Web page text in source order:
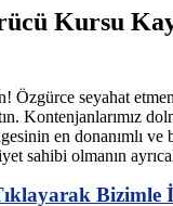
Kursu
Özgürce seyahat
Kontenjanlarımız
en donanımlı ve
sahibi olmanın
Bizimle